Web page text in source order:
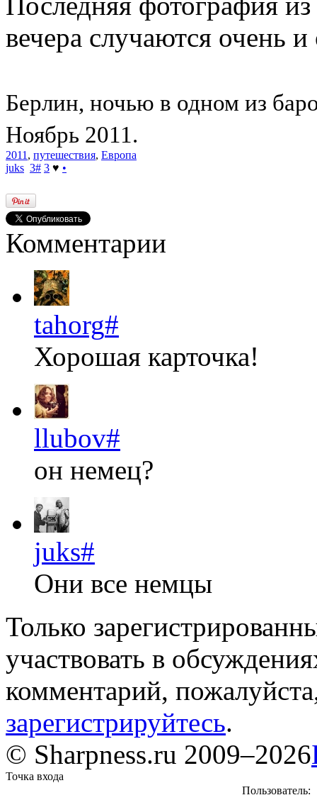
вечера случаются очень и
Берлин, ночью в одном из
Ноябрь 2011.
2011 , путешествия, Европа
juks 3# 3 ♥ •
Комментарии
tahorg#
Хорошая карточка!
llubov#
он немец?
juks#
Они все немцы
Только
участвовать в
комментарий,
зарегистрируйтесь.
© Sharpness.ru 2009–2026
Точка входа
Пользователь: